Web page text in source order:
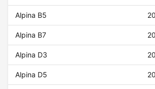
Alpina B5
Alpina B7
Alpina D3
Alpina D5